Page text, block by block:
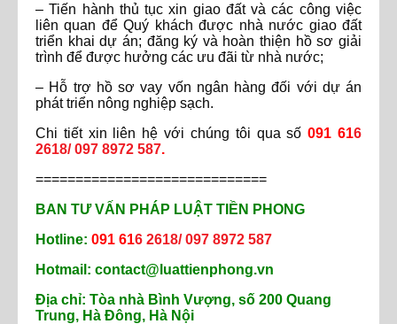
– Tiến hành thủ tục xin giao đất và các công việc
liên quan để Quý khách được nhà nước giao đất
triển khai dự án; đăng ký và hoàn thiện hồ sơ giải
trình để được hưởng các ưu đãi từ nhà nước;
– Hỗ trợ hồ sơ vay vốn ngân hàng đối với dự án
phát triển nông nghiệp sạch.
Chi tiết xin liên hệ với chúng tôi qua số091 616
2618/ 097 8972 587.
=============================
BAN TƯ VẤN PHÁP LUẬT TIỀN PHONG
Hotline: 091 616 2618/ 097 8972 587
Hotmail: contact@luattienphong.vn
Địa chỉ: Tòa nhà Bình Vượng, số 200 Quang
Trung, Hà Đông, Hà Nội